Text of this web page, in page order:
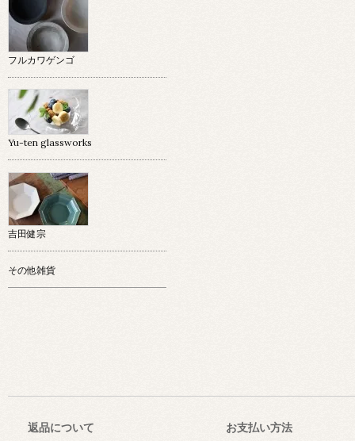
フルカワゲンゴ
Yu-ten glassworks
吉田健宗
その他雑貨
返品について お支払い方法